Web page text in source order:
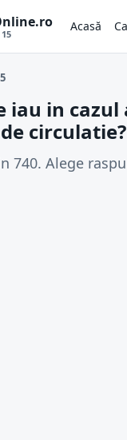
Acasă
iau in
circulatie?
740. Alege